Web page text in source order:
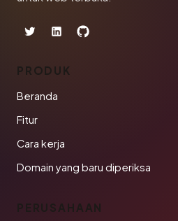
PRODUK
Beranda
Fitur
Cara kerja
Domain yang baru diperiksa
PERUSAHAAN